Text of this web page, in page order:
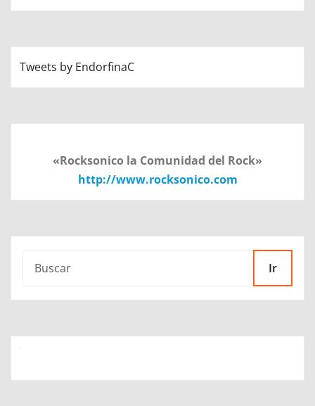
Tweets by EndorfinaC
«Rocksonico la Comunidad del Rock»
http://www.rocksonico.com
Ir